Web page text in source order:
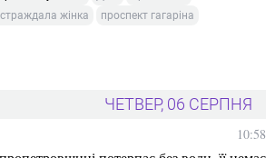
жінка
проспект гагаріна
ЧЕТВЕР, 06 СЕРПНЯ
10:58